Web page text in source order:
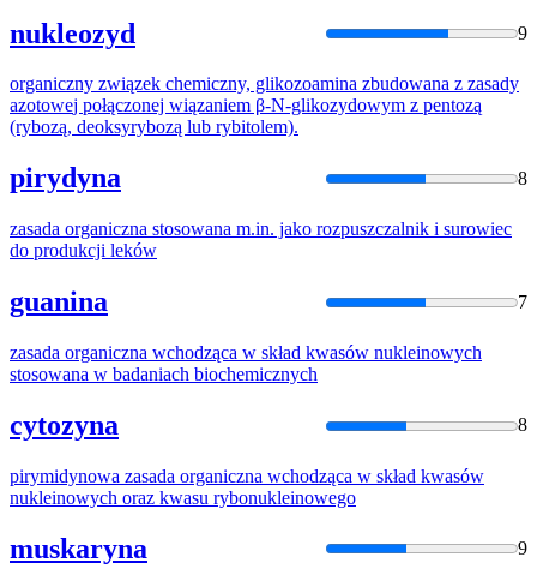
nukleozyd 9
organiczny związek chemiczny, glikozoamina zbudowana z zasady
azotowej połączonej wiązaniem β-N-glikozydowym z pentozą
(rybozą, deoksyrybozą lub rybitolem).
pirydyna 8
zasada organiczna stosowana m.in. jako rozpuszczalnik i surowiec
do produkcji leków
guanina 7
zasada organiczna wchodząca w skład kwasów nukleinowych
stosowana w badaniach biochemicznych
cytozyna 8
pirymidynowa zasada organiczna wchodząca w skład kwasów
nukleinowych oraz kwasu rybonukleinowego
muskaryna 9